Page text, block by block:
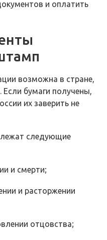
и оплатить
возможна в стране,
бумаги получены,
их заверить не
следующие
и смерти;
и расторжении
отцовства;